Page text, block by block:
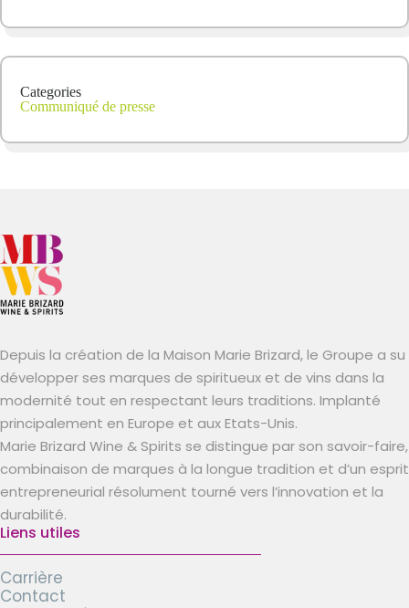
Categories
Communiqué de presse
Depuis la création de la Maison Marie Brizard, le Groupe a su
développer ses marques de spiritueux et de vins dans la
modernité tout en respectant leurs traditions. Implanté
principalement en Europe et aux Etats-Unis.
Marie Brizard Wine & Spirits se distingue par son savoir-faire,
combinaison de marques à la longue tradition et d’un esprit
entrepreneurial résolument tourné vers l’innovation et la
durabilité.
Liens utiles
Carrière
Contact